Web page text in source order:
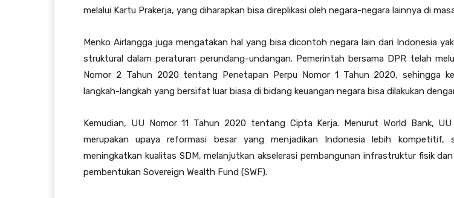
melalui Kartu Prakerja, yang diharapkan bisa direplikasi oleh negara-negara lainnya di
Menko Airlangga juga mengatakan hal yang bisa dicontoh negara lain dari Indonesia
struktural dalam peraturan perundang-undangan. Pemerintah bersama DPR telah
Nomor 2 Tahun 2020 tentang Penetapan Perpu Nomor 1 Tahun 2020, sehingga
langkah-langkah yang bersifat luar biasa di bidang keuangan negara bisa dilakukan
Kemudian, UU Nomor 11 Tahun 2020 tentang Cipta Kerja. Menurut World Bank,
merupakan upaya reformasi besar yang menjadikan Indonesia lebih kompetitif,
meningkatkan kualitas SDM, melanjutkan akselerasi pembangunan infrastruktur fisik
pembentukan Sovereign Wealth Fund (SWF).